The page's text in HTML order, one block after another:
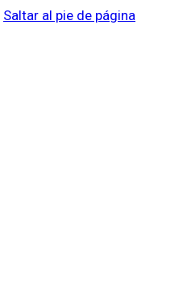
Saltar al pie de página